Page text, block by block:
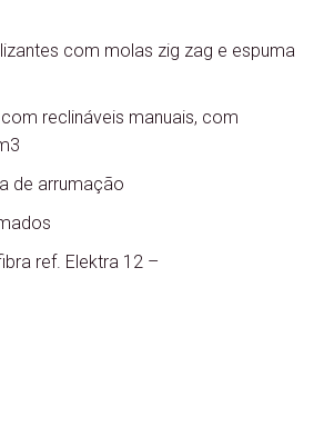
com molas zig zag e espuma
reclináveis manuais, com
de arrumação
ref. Elektra 12 –